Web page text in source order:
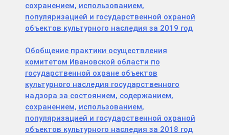
сохранением, использованием,
популяризацией и государственной охраной
объектов культурного наследия за 2019 год
Обобщение практики осуществления
комитетом Ивановской области по
государственной охране объектов
культурного наследия государственного
надзора за состоянием, содержанием,
сохранением, использованием,
популяризацией и государственной охраной
объектов культурного наследия за 2018 год